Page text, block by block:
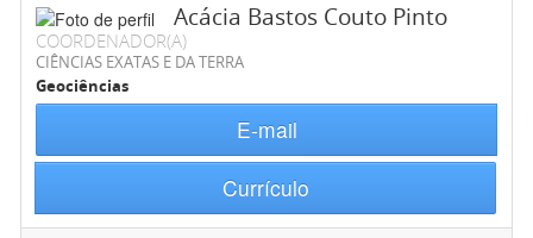
Acácia Bastos Couto Pinto
COORDENADOR(A)
CIÊNCIAS EXATAS E DA TERRA
Geociências
E-mail
Currículo